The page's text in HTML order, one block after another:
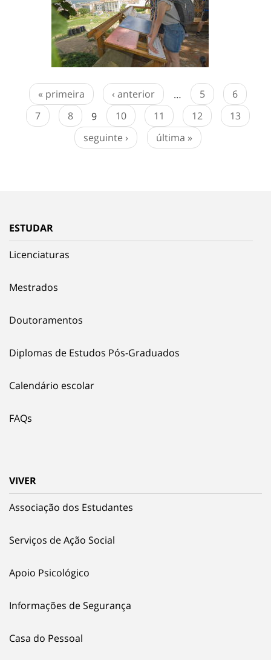
« primeira ‹ anterior … 5
6
7
8 9 10 11 12
13
seguinte ›
última »
ESTUDAR
Licenciaturas
Mestrados
Doutoramentos
Diplomas de Estudos Pós-Graduados
Calendário escolar
FAQs
VIVER
Associação dos Estudantes
Serviços de Ação Social
Apoio Psicológico
Informações de Segurança
Casa do Pessoal